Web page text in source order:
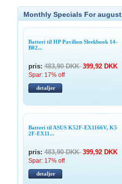
Monthly Specials For august
Batteri til HP Pavilion Sleekbook 14-
B02...
pris: 483,90 DKK 399,92 DKK
Spar: 17% off
detaljer
Batteri til ASUS K52F-EX1166V, K5
2F-EX11...
pris: 483,90 DKK 399,92 DKK
Spar: 17% off
detaljer